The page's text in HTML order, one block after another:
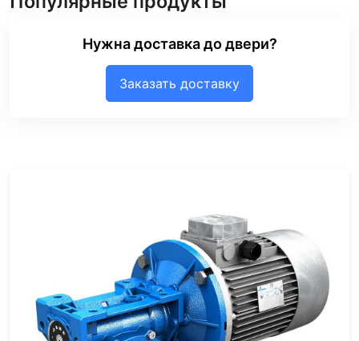
Нужна доставка до двери?
Заказать доставку